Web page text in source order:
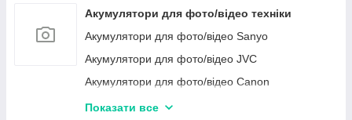
Акумулятори для фото/відео техніки
Акумулятори для фото/відео Sanyo
Акумулятори для фото/відео JVC
Акумулятори для фото/відео Canon
Акумулятори для фото/відео техніки Sony
Показати все